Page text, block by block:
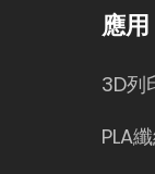
應用
3D列
PLA